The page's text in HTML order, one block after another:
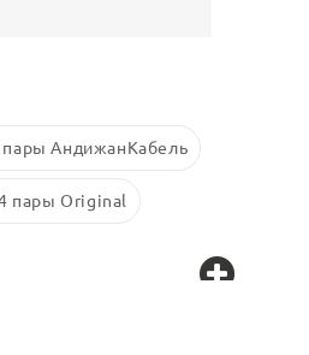
пары АндижанКабель
пары Original